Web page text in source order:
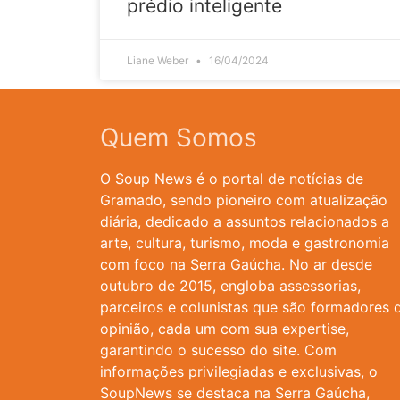
prédio inteligente
Liane Weber 16/04/2024
Quem Somos
O Soup News é o portal de notícias de
Gramado, sendo pioneiro com atualização
diária, dedicado a assuntos relacionados a
arte, cultura, turismo, moda e gastronomia
com foco na Serra Gaúcha. No ar desde
outubro de 2015, engloba assessorias,
parceiros e colunistas que são formadores
opinião, cada um com sua expertise,
garantindo o sucesso do site. Com
informações privilegiadas e exclusivas, o
SoupNews se destaca na Serra Gaúcha,